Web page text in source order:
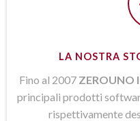
LA NOSTRA
Fino al 2007 ZEROUNO
principali prodotti
rispettivamente